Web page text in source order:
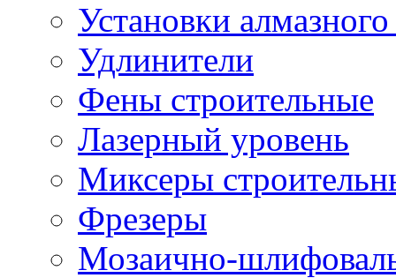
Установки
Удлинители
Фены строительные
Лазерный уровень
Миксеры
Фрезеры
Мозаично-